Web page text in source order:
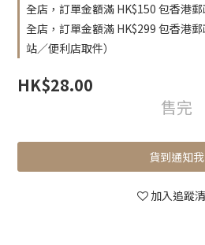
全店，訂單金額滿 HK$150 包香港郵
全店，訂單金額滿 HK$299 包香港
站／便利店取件）
HK$28.00
售完
貨到通知我
加入追蹤